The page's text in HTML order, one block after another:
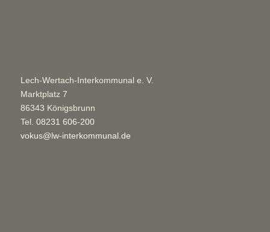
Lech-Wertach-Interkommunal e. V.
Marktplatz 7
86343 Königsbrunn
Tel. 08231 606-200
vokus@lw-interkommunal.de